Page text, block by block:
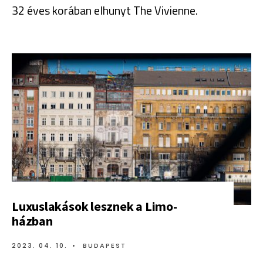
32 éves korában elhunyt The Vivienne.
Luxuslakások lesznek a Limo-
házban
2023. 04. 10. • BUDAPEST